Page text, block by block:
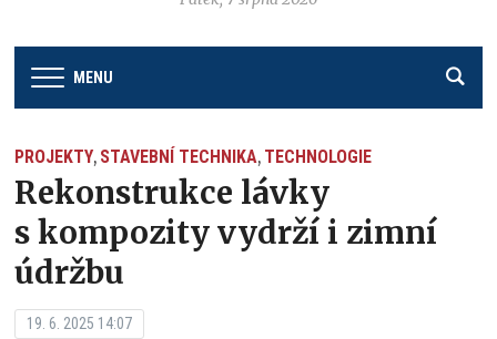
MENU
PROJEKTY, STAVEBNÍ TECHNIKA, TECHNOLOGIE
Rekonstrukce lávky
s kompozity vydrží i zimní
údržbu
19. 6. 2025 14:07